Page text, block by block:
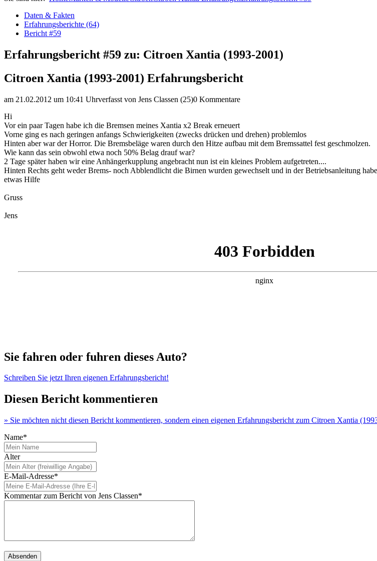
Daten & Fakten
Erfahrungsberichte (64)
Bericht #59
Erfahrungsbericht #59 zu: Citroen Xantia (1993-2001)
Citroen Xantia (1993-2001) Erfahrungsbericht
am 21.02.2012 um 10:41 Uhrverfasst von Jens Classen (25)0 Kommentare
Hi
Vor ein paar Tagen habe ich die Bremsen meines Xantia x2 Break erneuert
Vorne ging es nach geringen anfangs Schwierigkeiten (zwecks drücken und drehen) problemlos
Hinten aber war der Horror. Die Bremsbeläge waren durch den Hitze aufbau mit dem Bremssattel fest geschmolzen.
Wie kann das sein obwohl etwa noch 50% Belag drauf war?
2 Tage später haben wir eine Anhängerkupplung angebracht nun ist ein kleines Problem aufgetreten....
Hinten Rechts geht weder Brems- noch Abblendlicht die Birnen wurden gewechselt und in der Betriebsanleitung
etwas Hilfe
Gruss
Jens
Sie fahren oder fuhren dieses Auto?
Schreiben Sie jetzt Ihren eigenen Erfahrungsbericht!
Diesen Bericht kommentieren
» Sie möchten nicht diesen Bericht kommentieren, sondern einen eigenen Erfahrungsbericht zum Citroen Xantia
Name*
Alter
E-Mail-Adresse*
Kommentar zum Bericht von Jens Classen*